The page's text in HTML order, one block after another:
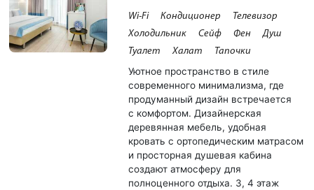
Wi-Fi Кондиционер
Телевизор
Холодильник
Сейф Фен
Душ
Туалет
Халат Тапочки
Уютное пространство в стиле
современного минимализма, где
продуманный дизайн встречается
с комфортом. Дизайнерская
деревянная мебель, удобная
кровать с ортопедическим матрасом
и просторная душевая кабина
создают атмосферу для
полноценного отдыха. 3, 4 этаж